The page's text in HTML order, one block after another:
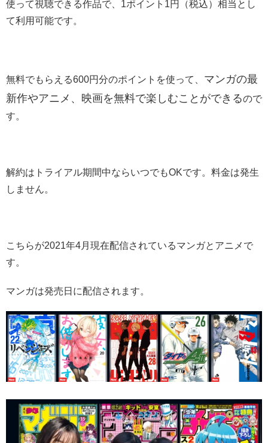
使って視聴できる作品で、1ポイント1円（税込）相当とし
て利用可能です。
無料でもらえる600円分のポイントを使って、 マンガの最
新作やアニメ、映画を無料で楽しむことができるので
す。
解約はトライアル期間中ならいつでもOKです。料金は発生
しません。
こちらが2021年4月現在配信されているマンガとアニメで
す。
マンガは発売日に配信されます。